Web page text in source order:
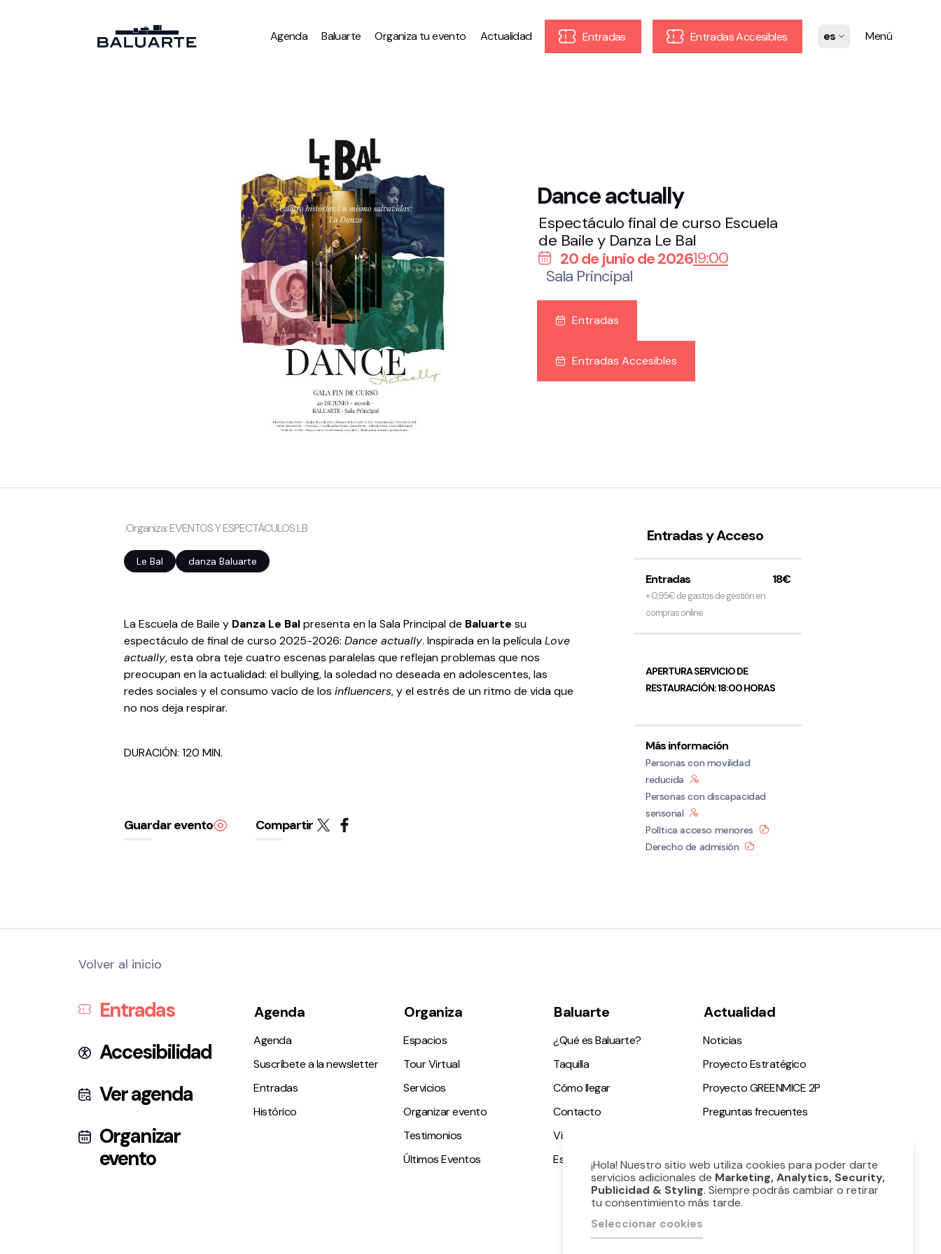
Agenda Baluarte Organiza tu evento Actualidad Entradas Entradas Accesibles es Menú
Dance actually
Espectáculo final de curso Escuela
de Baile y Danza Le Bal
20 de junio de 202619:00
Sala Principal
Entradas
Entradas Accesibles
|Organiza: EVENTOS Y ESPECTÁCULOS LB
Le Bal danza Baluarte
La Escuela de Baile y Danza Le Balpresenta en la Sala Principal de Baluartesu
espectáculo de final de curso 2025-2026:Dance actually. Inspirada en la películaLove
actually, esta obra teje cuatro escenas paralelas que reflejan problemas que nos
preocupan en la actualidad: el bullying, la soledad no deseada en adolescentes, las
redes sociales y el consumo vacío de losinfluencers, y el estrés de un ritmo de vida que
no nos deja respirar.
DURACIÓN: 120 MIN.
Guardar evento Compartir
Entradas y Acceso
Entradas 18€
+ 0,95€ de gastos de gestión en
compras online
APERTURA SERVICIO DE
RESTAURACIÓN: 18:00 HORAS
Más información
Personas con movilidad
reducida
Personas con discapacidad
sensorial
Política acceso menores
Derecho de admisión
Volver al inicio
Entradas
Accesibilidad
Ver agenda
Organizar
evento
Agenda
Agenda
Suscríbete a la newsletter
Entradas
Histórico
Organiza
Espacios
Tour Virtual
Servicios
Organizar evento
Testimonios
Últimos Eventos
Baluarte
¿Qué es Baluarte?
Taquilla
Cómo llegar
Contacto
Visitas guiadas
Espacio accesible
Actualidad
Noticias
Proyecto Estratégico
Proyecto GREENMICE 2P
Preguntas frecuentes
¡Hola! Nuestro sitio web utiliza cookies para poder darte
servicios adicionales de Marketing, Analytics, Security,
Publicidad & Styling. Siempre podrás cambiar o retirar
tu consentimiento más tarde.
Seleccionar cookies